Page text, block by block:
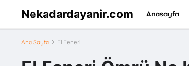
Nekadardayanir.com Anasayfa
Ana Sayfa El Feneri